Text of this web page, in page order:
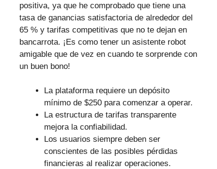
positiva, ya que he comprobado que tiene una
tasa de ganancias satisfactoria de alrededor del
65 % y tarifas competitivas que no te dejan en
bancarrota. ¡Es como tener un asistente robot
amigable que de vez en cuando te sorprende con
un buen bono!
La plataforma requiere un depósito
mínimo de $250 para comenzar a operar.
La estructura de tarifas transparente
mejora la confiabilidad.
Los usuarios siempre deben ser
conscientes de las posibles pérdidas
financieras al realizar operaciones.